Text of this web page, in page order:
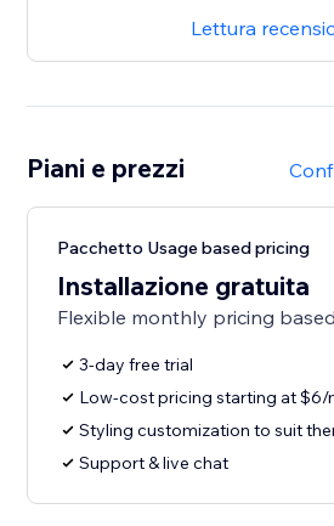
Lettura
Piani e prezzi
Pacchetto Usage based pricing
Installazione gratuita
Flexible monthly pricing
3-day free trial
Low-cost pricing starting at $6/
Styling customization to suit
Support & live chat